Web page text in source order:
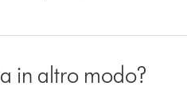
in altro modo?